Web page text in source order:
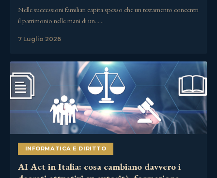
Nelle successioni familiari capita spesso che un testamento concentri
il patrimonio nelle mani di un……
7 Luglio 2026
INFORMATICA E DIRITTO
AI Act in Italia: cosa cambiano davvero i